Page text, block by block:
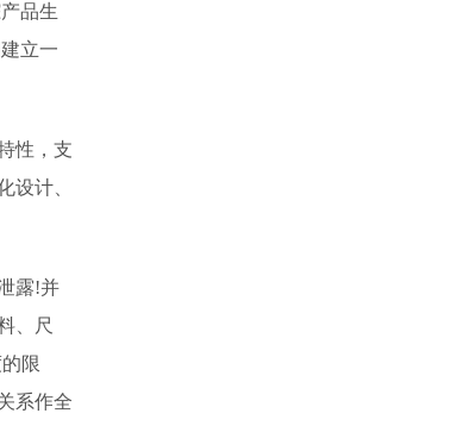
品生
立一
性，支
设计、
露!并
、尺
限
系作全